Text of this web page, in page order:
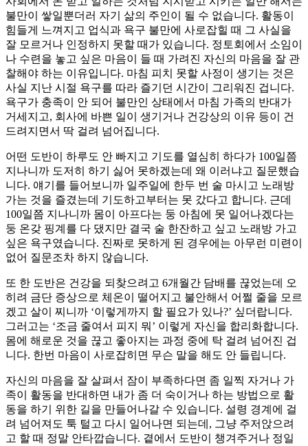
불만이 쌓일뿐더러 자기 삶의 주인이 될 수 없습니다. 활동이
힘들게 느껴지고 업식과 욕구 불만에 사로잡힐 때 그 사실을
잘 모르거나 인정하지 못할 때가 있습니다. 정토회에서 소임이
나 수련을 놓고 싶은 마음이 들 때 가려진 자신의 마음을 잘 관
찰해야 하는 이유입니다. 마침 피치 못할 사정이 생기는 것은
사실 지난 시절 욕구를 따라 즐기던 시간이 그리워진 겁니다.
욕구가 충족이 안 되어 불만인 상태에서 마침 가족의 반대가
거세지고, 회사에 바쁜 일이 생기거나 건강상의 이유 등이 건
드려지면서 딱 걸려 넘어집니다.
어떤 도반이 하루도 안 빠지고 기도를 열심히 하다가 100일쯤
지나니까 도저히 하기 싫어 못하겠는데 왜 이러냐고 질문했습
니다. 얘기를 들어보니까 일주일에 한두 번 술 마시고 노래방
가는 것을 즐겼는데 기도하고부터는 못 갔다고 합니다. 근데
100일쯤 지나니까 몸이 아프다는 둥 아침에 못 일어나겠다는
둥 온갖 핑계를 다 댔지만 결국 술 한잔하고 싶고 노래방 가고
싶은 욕구였습니다. 진짜로 못하게 된 경우에는 아무런 미련이
없어 질문조차 하지 않습니다.
또 한 도반은 건강을 되찾으려고 6개월간 담배를 끊었는데 오
히려 금단 증상으로 체온이 떨어지고 불안해서 어쩔 줄을 모르
겠고 살이 찌니까 ‘이렇게까지 할 필요가 있나?’ 싶더랍니다.
그러고는 ‘조금 줄여서 피지 뭐’ 이렇게 자신을 합리화합니다.
몸에 해로운 것을 끊고 좋아지는 과정 중에 탁 걸려 넘어진 겁
니다. 한번 마음이 사로잡히면 무슨 말을 해도 안 들립니다.
자신의 마음을 잘 살펴서 잠이 부족하다면 좀 일찍 자거나 가
족이 활동을 반대하면 내가 좀 더 숙이거나 하는 방법으로 활
동을 하기 위한 길을 만들어나갈 수 있습니다. 설령 경계에 걸
려 넘어져도 툭 털고 다시 일어나면 되는데, 그냥 주저앉으려
고 할 때 정말 안타깝습니다. 곁에서 도반이 챙겨주거나 정일